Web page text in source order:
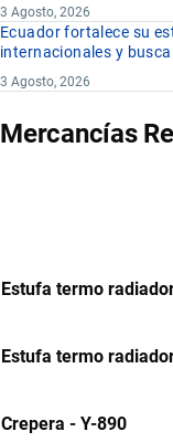
3 Agosto, 2026
Ecuador fortalece su
internacionales y
3 Agosto, 2026
Mercancías
Estufa termo
Estufa termo
Crepera - Y-890